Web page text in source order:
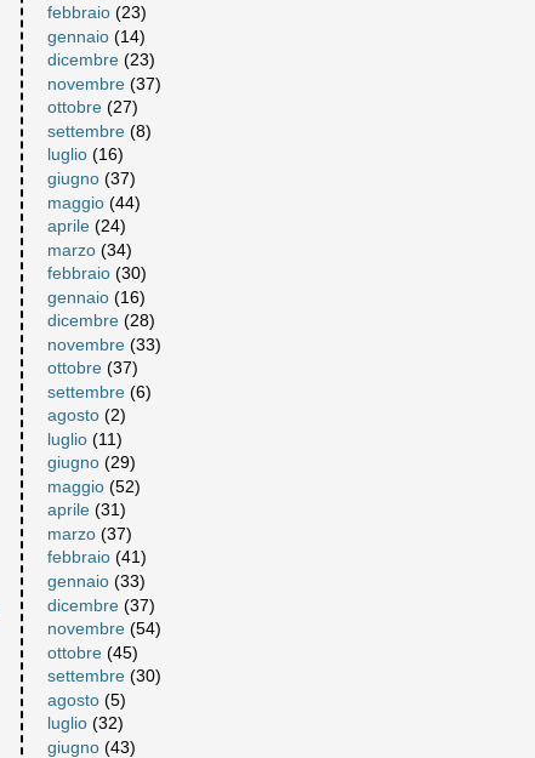
febbraio (23)
gennaio (14)
dicembre (23)
novembre (37)
ottobre (27)
settembre (8)
luglio (16)
giugno (37)
maggio (44)
aprile (24)
marzo (34)
febbraio (30)
gennaio (16)
dicembre (28)
novembre (33)
ottobre (37)
settembre (6)
agosto (2)
luglio (11)
giugno (29)
maggio (52)
aprile (31)
marzo (37)
febbraio (41)
gennaio (33)
dicembre (37)
novembre (54)
ottobre (45)
settembre (30)
agosto (5)
luglio (32)
giugno (43)